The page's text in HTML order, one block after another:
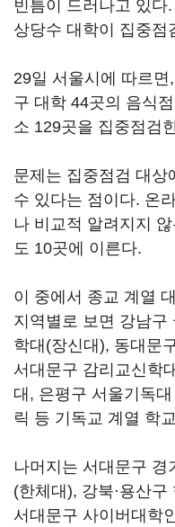
빈틈이 드러나고 있
상당수 대학이 집중점
29일 서울시에 따르면
구 대학 44곳의 음식
소 129곳을 집중점검
문제는 집중점검 대상
수 있다는 점이다. 온
나 비교적 알려지지
도 10곳에 이른다.
이 중에서 종교 계열
지역별로 보면 강남구
학대(장신대), 동대문
서대문구 감리교신학
대, 은평구 서울기독
릭 등 기독교 계열 학
나머지는 서대문구 경
(한체대), 강북·용산구
서대문구 사이버대학